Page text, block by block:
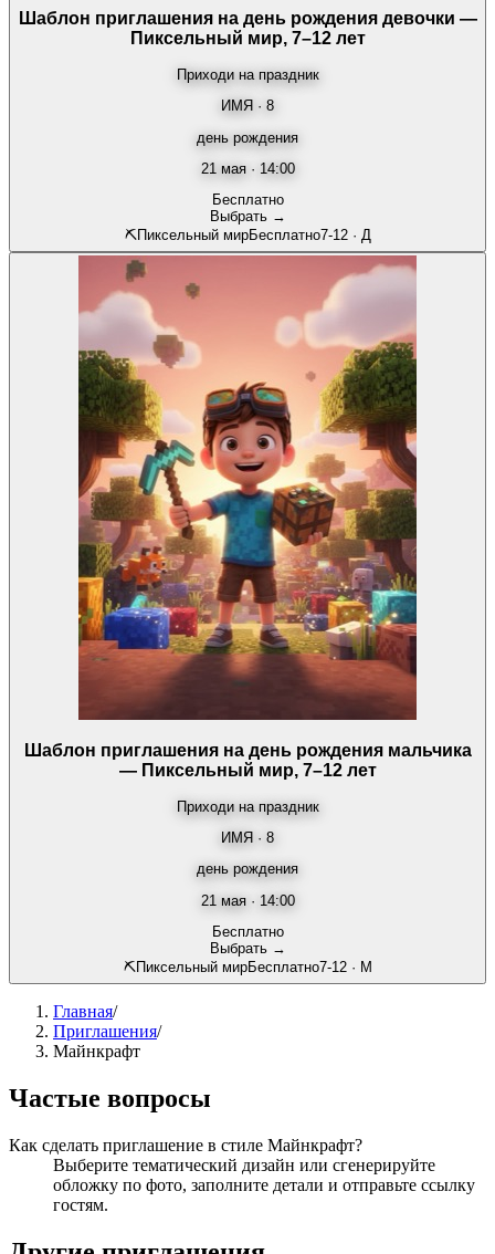
Шаблон приглашения на день рождения девочки —
Пиксельный мир, 7–12 лет
Приходи на праздник
ИМЯ · 8
день рождения
21 мая · 14:00
Бесплатно
Выбрать →
⛏️Пиксельный мирБесплатно7-12· Д
Шаблон приглашения на день рождения мальчика
— Пиксельный мир, 7–12 лет
Приходи на праздник
ИМЯ · 8
день рождения
21 мая · 14:00
Бесплатно
Выбрать →
⛏️Пиксельный мирБесплатно7-12· М
Главная/
Приглашения/
Майнкрафт
Частые вопросы
Как сделать приглашение в стиле Майнкрафт?
Выберите тематический дизайн или сгенерируйте
обложку по фото, заполните детали и отправьте ссылку
гостям.